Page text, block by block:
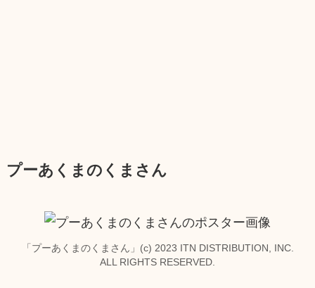
プーあくまのくまさん
「プーあくまのくまさん」(c) 2023 ITN DISTRIBUTION, INC.
ALL RIGHTS RESERVED.